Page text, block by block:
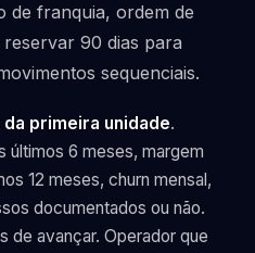
de franquia, ordem de
90 dias para
sequenciais.
primeira unidade.
últimos 6 meses, margem
12 meses, churn mensal,
documentados ou não.
de avançar. Operador que